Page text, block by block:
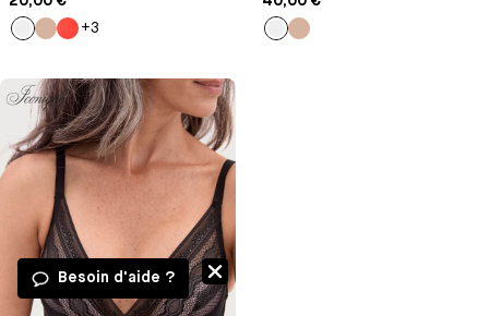
Noir
+3
Noir
Besoin d'aide ?